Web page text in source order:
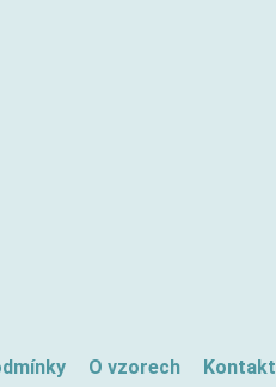
O vzorech Kontakt